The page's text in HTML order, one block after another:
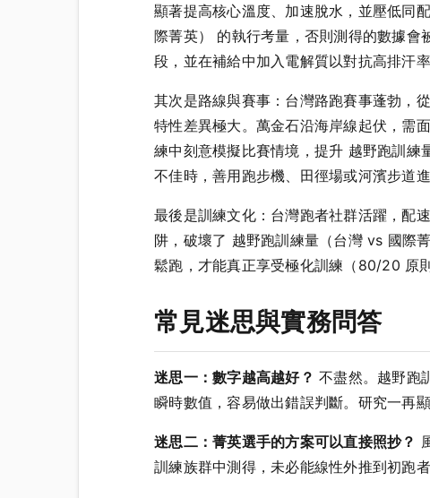
顯著提高核心溫度、加速脫水，並壓低同
際菁英） 的執行考量，否則測得的數據
段，並在補給中加入電解質以對抗高排汗率
其次是路線與賽事：台灣路跑賽事蓬勃，
特性差異極大。萬金石沿海岸線起伏，需
練中刻意模擬比賽情境，提升 越野跑訓
不佳時，善用跑步機、田徑場或河濱步道
最後是訓練文化：台灣跑者社群活躍，配
阱，破壞了 越野跑訓練量（台灣 vs 國際
鬆跑，才能真正享受極化訓練（80/20 原
常見迷思與實務問答
迷思一：數字越高越好？ 不盡然。越野跑
瞬時數值，容易做出錯誤判斷。研究一再
迷思二：菁英選手的方案可以直接照抄？
訓練族群中測得，未必能線性外推到初跑者